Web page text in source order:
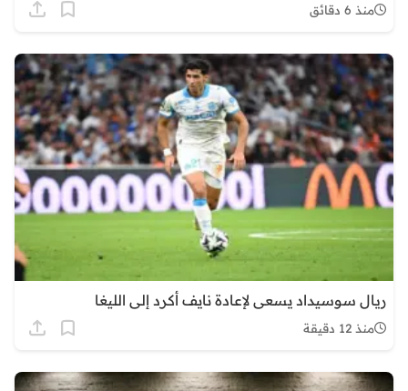
منذ 6 دقائق
ريال سوسيداد يسعى لإعادة نايف أكرد إلى الليغا
منذ 12 دقيقة